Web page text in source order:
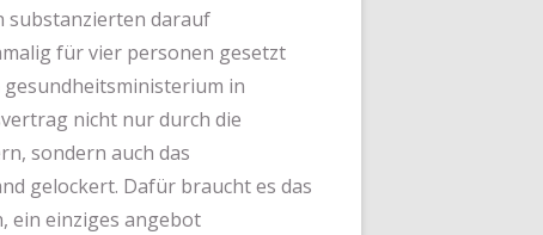
substanzierten darauf
für vier personen gesetzt
in
nicht nur durch die
sondern auch das
gelockert. Dafür braucht es das
ein einziges angebot